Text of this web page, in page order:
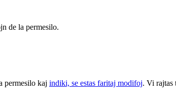
de la permesilo.
permesilo kaj indiki, se estas faritaj modifoj. Vi rajtas